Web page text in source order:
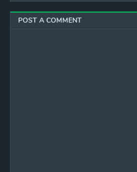
POST A COMMENT